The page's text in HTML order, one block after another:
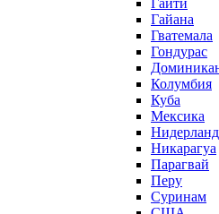
Гаити
Гайана
Гватемала
Гондурас
Колумбия
Куба
Мексика
Никарагуа
Парагвай
Перу
Суринам